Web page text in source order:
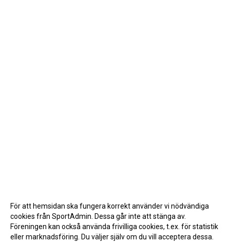
För att hemsidan ska fungera korrekt använder vi nödvändiga
cookies från SportAdmin. Dessa går inte att stänga av.
Föreningen kan också använda frivilliga cookies, t.ex. för statistik
eller marknadsföring. Du väljer själv om du vill acceptera dessa.